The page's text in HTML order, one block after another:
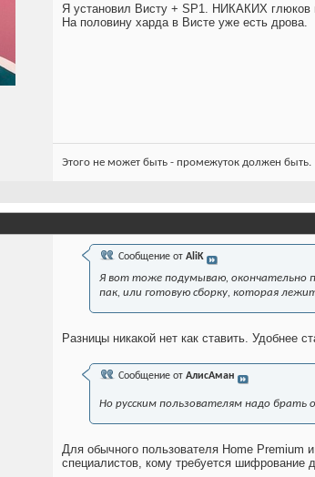
Я установил Висту + SP1. НИКАКИХ глюков
На половину харда в Висте уже есть дрова.
Этого не может быть - промежуток должен быть.
Сообщение от AliK
Я вот тоже подумываю, окончательно
пак, или готовую сборку, которая
Разницы никакой нет как ставить. Удобнее
Сообщение от АлисАман
Но русским пользователям надо
Для обычного пользователя Home Premium
специалистов, кому требуется шифрование